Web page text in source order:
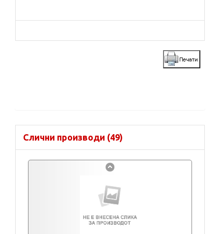
Слични производи (49)